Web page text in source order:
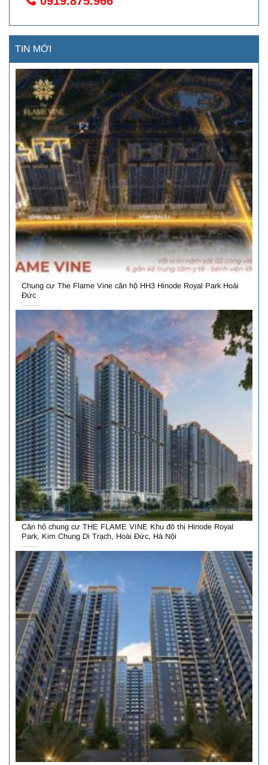
TIN MỚI
Chung cư The Flame Vine căn hộ HH3 Hinode Royal Park Hoài
Đức
Căn hộ chung cư THE FLAME VINE Khu đô thị Hinode Royal
Park, Kim Chung Di Trạch, Hoài Đức, Hà Nội